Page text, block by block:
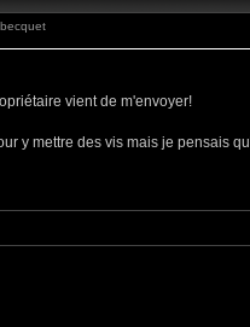
vient de m'envoyer!
y mettre des vis mais je pensais